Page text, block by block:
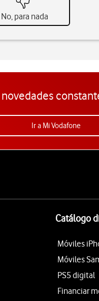
No, para nada
Ir a Mi Vodafone
Catálogo
Móviles
Móviles
PS5 digital
Financiar